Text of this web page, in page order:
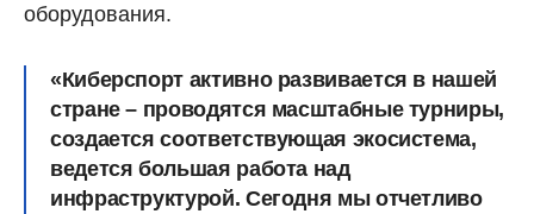
оборудования.
«Киберспорт активно развивается в нашей
стране – проводятся масштабные турниры,
создается соответствующая экосистема,
ведется большая работа над
инфраструктурой. Сегодня мы отчетливо